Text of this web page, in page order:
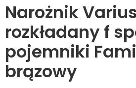
Narożnik
rozkładany f
pojemniki
brązowy